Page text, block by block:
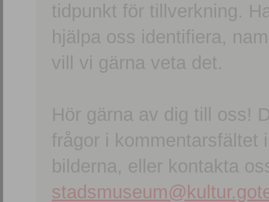
tidpunkt för tillverkning.
hjälpa oss identifiera,
vill vi gärna veta det.
Hör gärna av dig till oss!
frågor i kommentarsfältet
bilderna, eller kontakta